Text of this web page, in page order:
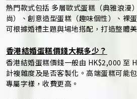
熱門款式包括 多層歐式蛋糕（典雅浪漫
尚）、創意造型蛋糕（趣味個性）、裸
可根據婚禮主題與場地搭配，打造整體美
香港結婚蛋糕價錢大概多少？
香港結婚蛋糕價錢一般由 HK$2,000 至
計複雜度及是否客製化。高端蛋糕可能
專屬字樣，收費更高。